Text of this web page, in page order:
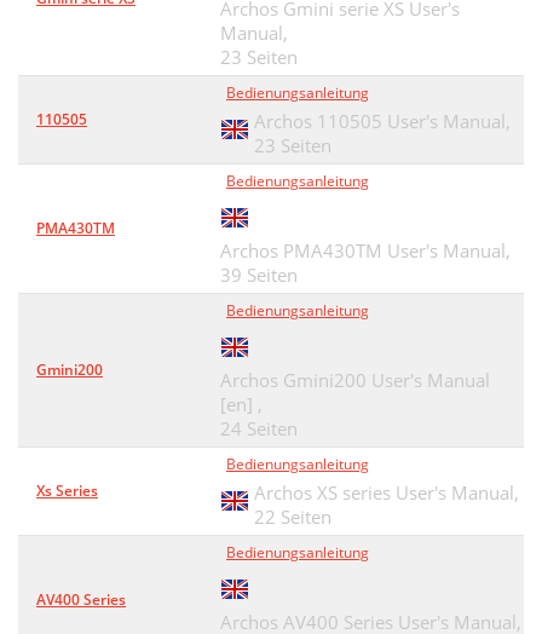
Archos Gmini serie XS User's
Manual,
23 Seiten
110505
Bedienungsanleitung
Archos 110505 User's Manual,
23 Seiten
PMA430TM
Bedienungsanleitung
Archos PMA430TM User's Manual,
39 Seiten
Gmini200
Bedienungsanleitung
Archos Gmini200 User's Manual
[en] ,
24 Seiten
Xs Series
Bedienungsanleitung
Archos XS series User's Manual,
22 Seiten
AV400 Series
Bedienungsanleitung
Archos AV400 Series User's Manual,